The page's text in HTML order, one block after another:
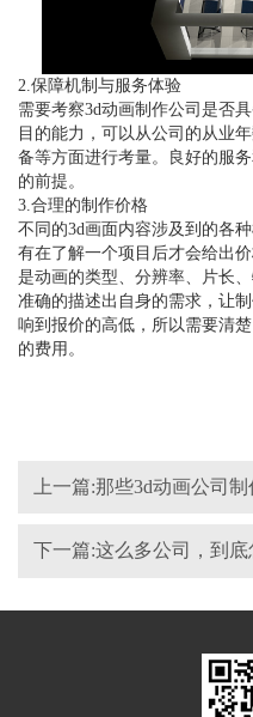
2.保障机制与服务体验
需要考察3d动画制作公司是否
目的能力，可以从公司的从业
备等方面进行考量。良好的服
的前提。
3.合理的制作价格
不同的3d画面内容涉及到的各
有在了解一个项目后才会给出
是动画的类型、分辨率、片长
准确的描述出自身的需求，让
响到报价的高低，所以需要清
的费用。
下一篇:这么多公司，到